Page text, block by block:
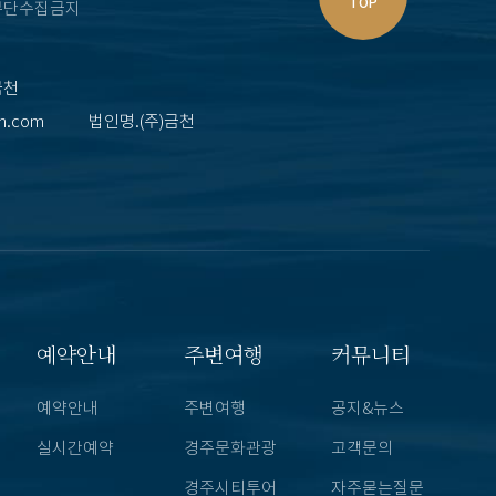
TOP
수집금지
법인명.(주)금천
예약안내
예약안내
실시간예약
주변여행
주변여행
경주문화관광
경주시티투어
커뮤니티
공지&뉴스
고객문의
자주묻는질문